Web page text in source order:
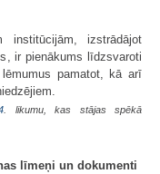
izstrādājot
ir pienākums līdzsvaroti
pamatot, kā arī
. likumu, kas stājas spēkā
līmeņi un dokumenti